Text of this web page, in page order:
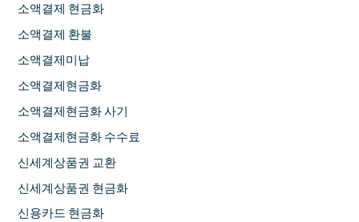
소액결제 현금화
소액결제 환불
소액결제미납
소액결제현금화
소액결제현금화 사기
소액결제현금화 수수료
신세계상품권 교환
신세계상품권 현금화
신용카드 현금화